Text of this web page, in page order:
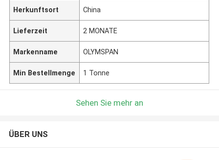
Herkunftsort China
Lieferzeit 2 MONATE
Markenname OLYMSPAN
Min Bestellmenge 1 Tonne
Sehen Sie mehr an
ÜBER UNS